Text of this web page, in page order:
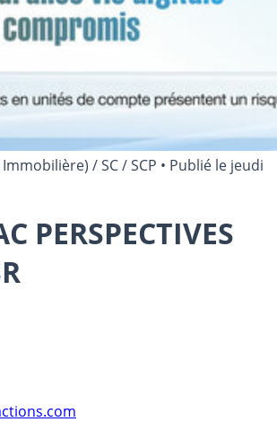
/ SC / SCP • Publié le jeudi
PERSPECTIVES